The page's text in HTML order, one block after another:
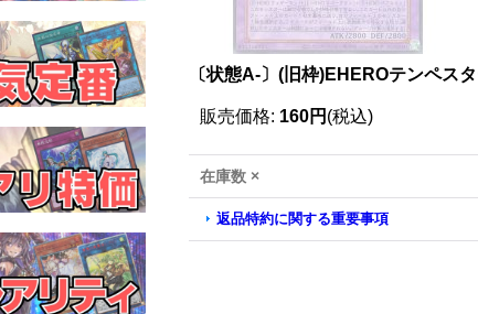
〔状態A-〕(旧枠)EHEROテンペス
販売価格: 160円 (税込)
在庫数 ×
返品特約に関する重要事項